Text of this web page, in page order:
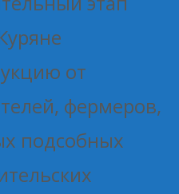
от
фермеров,
подсобных